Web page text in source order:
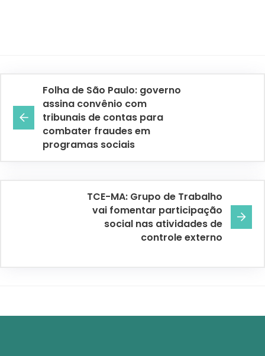
Folha de São Paulo: governo
assina convênio com
tribunais de contas para
combater fraudes em
programas sociais
TCE-MA: Grupo de Trabalho
vai fomentar participação
social nas atividades de
controle externo